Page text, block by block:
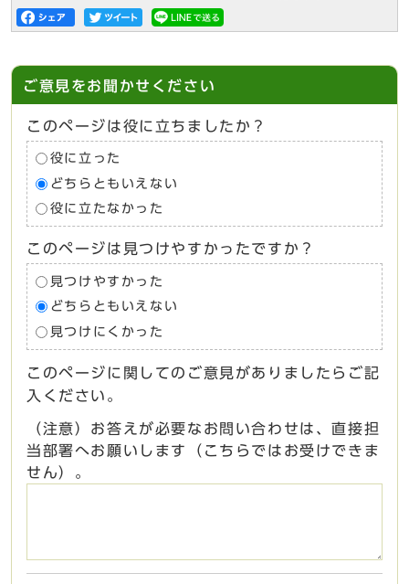
ご意見をお聞かせください
このページは役に立ちましたか？
役に立った
どちらともいえない
役に立たなかった
このページは見つけやすかったですか？
見つけやすかった
どちらともいえない
見つけにくかった
このページに関してのご意見がありましたらご記
入ください。
（注意）お答えが必要なお問い合わせは、直接担
当部署へお願いします（こちらではお受けできま
せん）。